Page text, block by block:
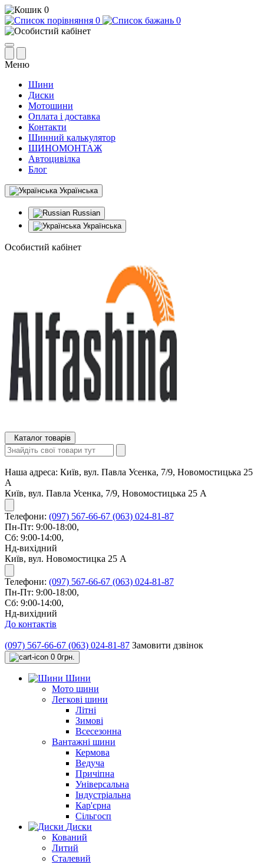
0
0
0
Меню
Шини
Диски
Мотошини
Оплата і доставка
Контакти
Шинний калькулятор
ШИНОМОНТАЖ
Автоцивілка
Блог
Українська
Russian
Українська
Особистий кабінет
Каталог товарів
Наша адреса: Київ, вул. Павла Усенка, 7/9, Новомостицька 25
А
Київ, вул. Павла Усенка, 7/9, Новомостицька 25 А
Телефони: (097) 567-66-67 (063) 024-81-87
Пн-Пт: 9:00-18:00,
Сб: 9:00-14:00,
Нд-вихідний
Київ, вул. Новомостицка 25 А
Телефони: (097) 567-66-67 (063) 024-81-87
Пн-Пт: 9:00-18:00,
Сб: 9:00-14:00,
Нд-вихідний
До контактів
(097) 567-66-67 (063) 024-81-87 Замовити дзвінок
0 0грн.
Шини
Мото шини
Легкові шини
Літні
Зимові
Всесезонна
Вантажні шини
Кермова
Ведуча
Причіпна
Універсальна
Індустріальна
Кар'єрна
Сільгосп
Диски
Кований
Литий
Сталевий